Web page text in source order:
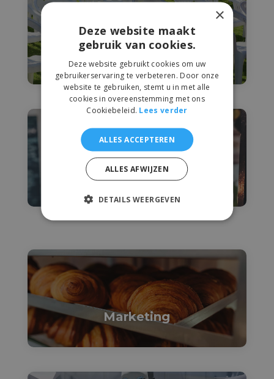
Officemanagement

Presentatie

Marketing
×
Deze website maakt
gebruik van cookies.
Deze website gebruikt cookies om uw
gebruikerservaring te verbeteren. Door onze
website te gebruiken, stemt u in met alle
cookies in overeenstemming met ons
Cookiebeleid. Lees verder
ALLES ACCEPTEREN
ALLES AFWIJZEN
DETAILS WEERGEVEN